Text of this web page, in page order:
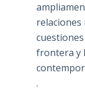
relaciones
frontera y
.